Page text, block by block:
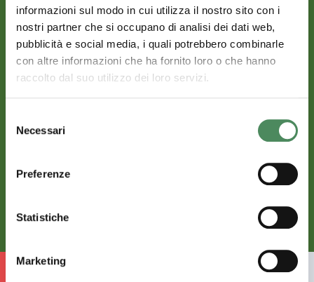
informazioni sul modo in cui utilizza il nostro sito con i
nostri partner che si occupano di analisi dei dati web,
pubblicità e social media, i quali potrebbero combinarle
con altre informazioni che ha fornito loro o che hanno
raccolto dal suo utilizzo dei loro servizi.
delNecessari
Preferenze
Statistiche
Marketing